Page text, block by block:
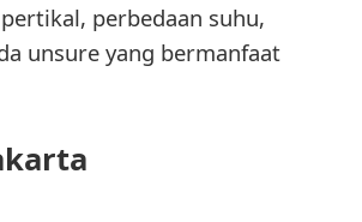
perbedaan suhu,
unsure yang bermanfaat